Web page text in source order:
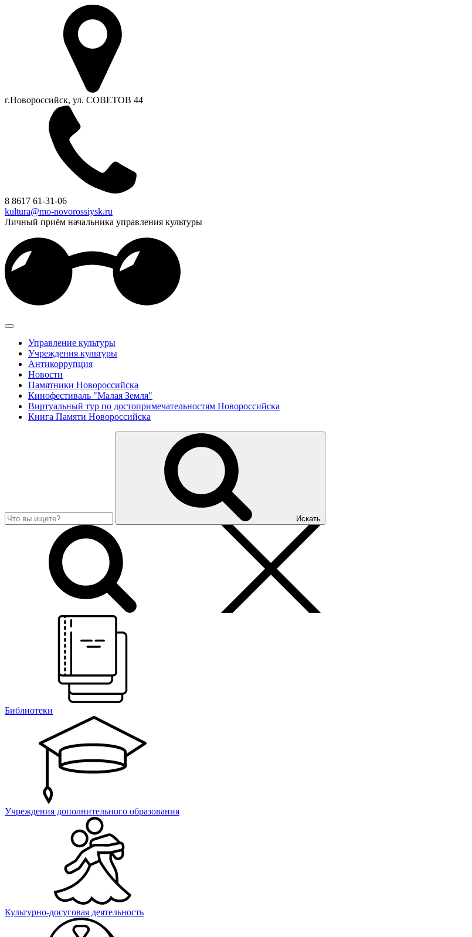
г.Новороссийск, ул. СОВЕТОВ 44
8 8617 61-31-06
kultura@mo-novorossiysk.ru
Личный приём начальника управления культуры
Управление культуры
Учреждения культуры
Антикоррупция
Новости
Памятники Новороссийска
Кинофестиваль "Малая Земля"
Виртуальный тур по достопримечательностям Новороссийска
Книга Памяти Новороссийска
Искать
Библиотеки
Учреждения дополнительного образования
Культурно-досуговая деятельность